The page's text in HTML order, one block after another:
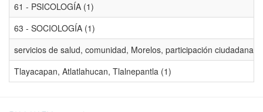
61 - PSICOLOGÍA (1)
63 - SOCIOLOGÍA (1)
servicios de salud, comunidad, Morelos, participación
Tlayacapan, Atlatlahucan, Tlalnepantla (1)